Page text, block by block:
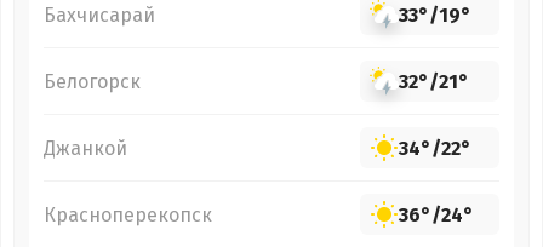
Бахчисарай 33°/19°
Белогорск 32°/21°
Джанкой 34°/22°
Красноперекопск 36°/24°